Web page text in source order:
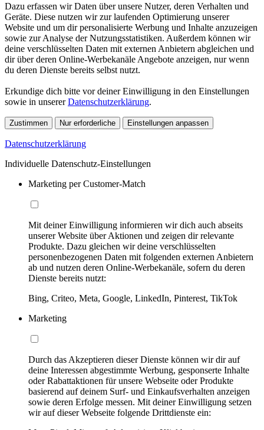
Dazu erfassen wir Daten über unsere Nutzer, deren Verhalten und
Geräte. Diese nutzen wir zur laufenden Optimierung unserer
Website und um dir personalisierte Werbung und Inhalte anzuzeigen
sowie zur Analyse der Nutzungsstatistiken. Außerdem können wir
deine verschlüsselten Daten mit externen Anbietern abgleichen und
dir über deren Online-Werbekanäle Angebote anzeigen, nur wenn
du deren Dienste bereits selbst nutzt.
Erkundige dich bitte vor deiner Einwilligung in den Einstellungen
sowie in unsererDatenschutzerklärung.
Zustimmen Nur erforderliche Einstellungen anpassen
Datenschutzerklärung
Individuelle Datenschutz-Einstellungen
Marketing per Customer-Match
Mit deiner Einwilligung informieren wir dich auch abseits
unserer Website über Aktionen und zeigen dir relevante
Produkte. Dazu gleichen wir deine verschlüsselten
personenbezogenen Daten mit folgenden externen Anbietern
ab und nutzen deren Online-Werbekanäle, sofern du deren
Dienste bereits nutzt:
Bing, Criteo, Meta, Google, LinkedIn, Pinterest, TikTok
Marketing
Durch das Akzeptieren dieser Dienste können wir dir auf
deine Interessen abgestimmte Werbung, gesponserte Inhalte
oder Rabattaktionen für unsere Webseite oder Produkte
basierend auf deinem Surf- und Einkaufsverhalten anzeigen
sowie deren Erfolge messen. Mit deiner Einwilligung setzen
wir auf dieser Webseite folgende Drittdienste ein: